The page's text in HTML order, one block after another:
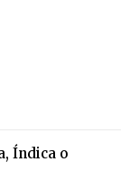
Índica o